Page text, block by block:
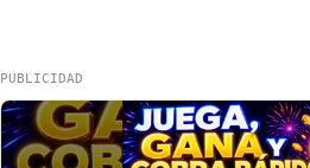
PUBLICIDAD